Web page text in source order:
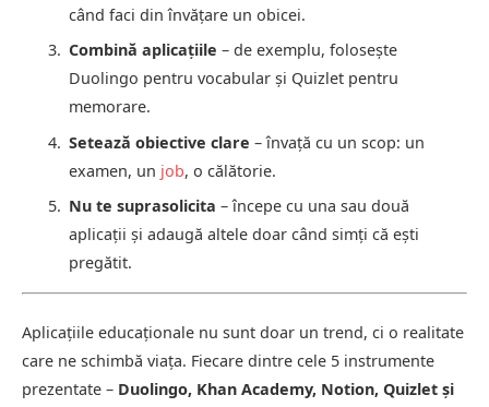
când faci din învățare un obicei.
Combină aplicațiile – de exemplu, folosește
Duolingo pentru vocabular și Quizlet pentru
memorare.
Setează obiective clare – învață cu un scop: un
examen, un job, o călătorie.
Nu te suprasolicita – începe cu una sau două
aplicații și adaugă altele doar când simți că ești
pregătit.
Aplicațiile educaționale nu sunt doar un trend, ci o realitate
care ne schimbă viața. Fiecare dintre cele 5 instrumente
prezentate – Duolingo, Khan Academy, Notion, Quizlet și